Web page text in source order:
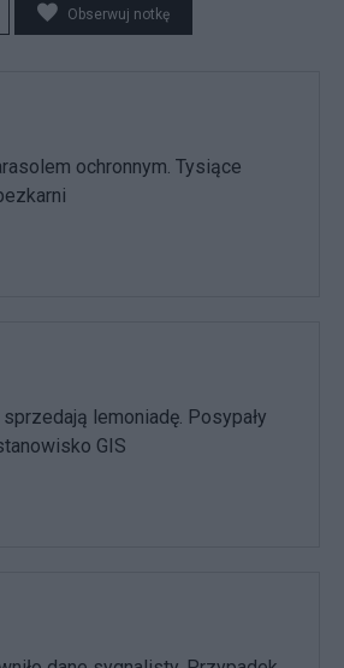
Obserwuj notkę
ochronnym. Tysiące
lemoniadę. Posypały
GIS